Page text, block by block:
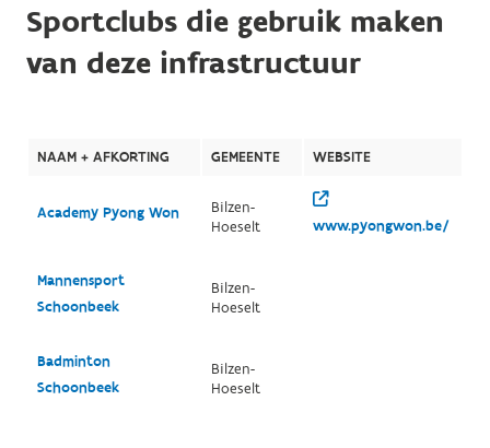
Sportclubs die gebruik maken
van deze infrastructuur
NAAM + AFKORTING GEMEENTE WEBSITE
Academy Pyong Won
Bilzen-
Hoeselt
www.pyongwon.be/
Mannensport
Schoonbeek
Bilzen-
Hoeselt
Badminton
Schoonbeek
Bilzen-
Hoeselt